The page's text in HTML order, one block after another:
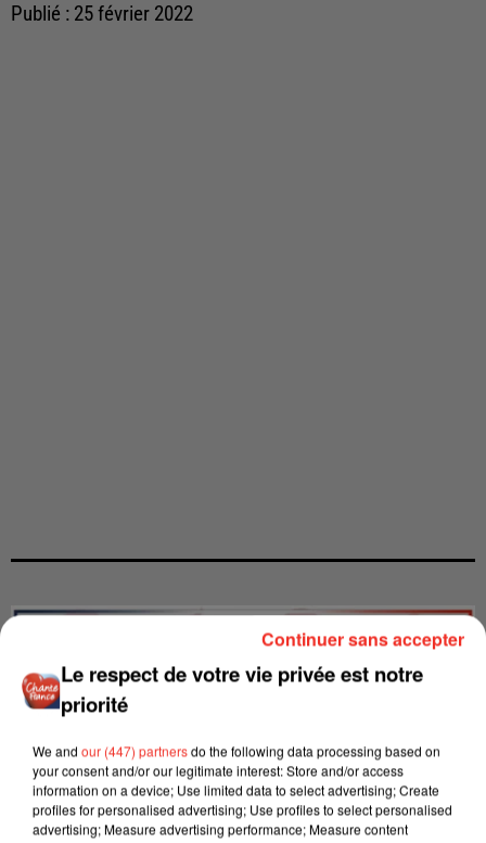
Publié : 25 février 2022
Le respect de votre vie privée est notre
priorité
We and our (447) partnersdo the following data processing based on
your consent and/or our legitimate interest: Store and/or access
information on a device; Use limited data to select advertising; Create
profiles for personalised advertising; Use profiles to select personalised
advertising; Measure advertising performance; Measure content
Continuer sans accepter